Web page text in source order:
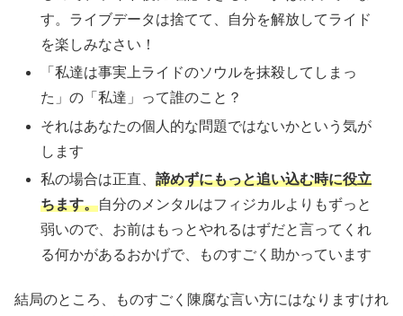
す。ライブデータは捨てて、自分を解放してライド
を楽しみなさい！
「私達は事実上ライドのソウルを抹殺してしまっ
た」の「私達」って誰のこと？
それはあなたの個人的な問題ではないかという気が
します
私の場合は正直、諦めずにもっと追い込む時に役立
ちます。自分のメンタルはフィジカルよりもずっと
弱いので、お前はもっとやれるはずだと言ってくれ
る何かがあるおかげで、ものすごく助かっています
結局のところ、ものすごく陳腐な言い方にはなりますけれ